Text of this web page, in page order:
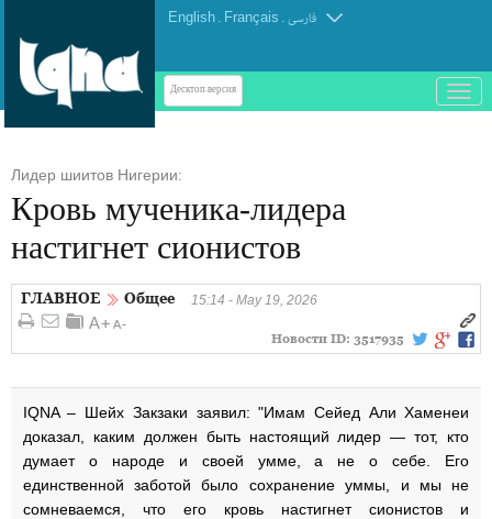
English . Français . فارسی
Десктоп-версия
باز
و
Лидер шиитов Нигерии:
Кровь мученика‑лидера
настигнет сионистов
ГЛАВНОЕ Общее 15:14 - May 19, 2026
Новости ID: 3517935
IQNA – Шейх Закзаки заявил: "Имам Сейед Али Хаменеи
доказал, каким должен быть настоящий лидер — тот, кто
думает о народе и своей умме, а не о себе. Его
единственной заботой было сохранение уммы, и мы не
сомневаемся, что его кровь настигнет сионистов и